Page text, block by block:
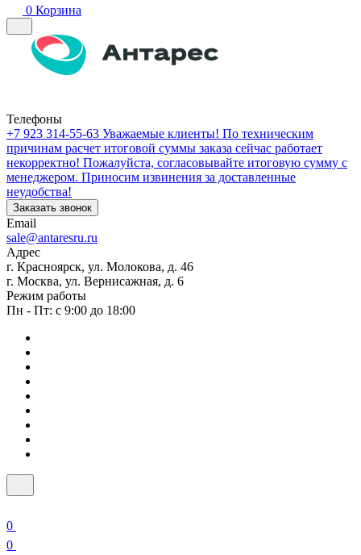
0 Корзина
Телефоны
+7 923 314-55-63 Уважаемые клиенты! По техническим
причинам расчет итоговой суммы заказа сейчас работает
некорректно! Пожалуйста, согласовывайте итоговую сумму с
менеджером. Приносим извинения за доставленные
неудобства!
Заказать звонок
Email
sale@antaresru.ru
Адрес
г. Красноярск, ул. Молокова, д. 46
г. Москва, ул. Вернисажная, д. 6
Режим работы
Пн - Пт: с 9:00 до 18:00
0
0